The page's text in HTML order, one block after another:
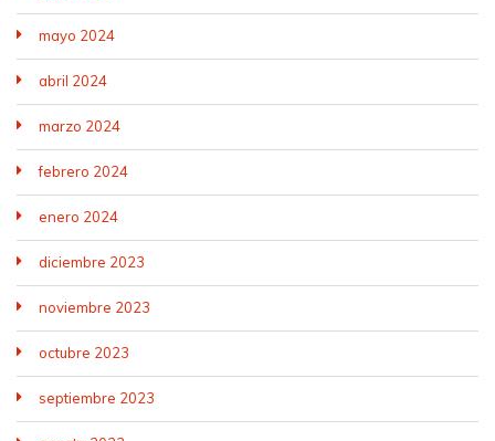
mayo 2024
abril 2024
marzo 2024
febrero 2024
enero 2024
diciembre 2023
noviembre 2023
octubre 2023
septiembre 2023